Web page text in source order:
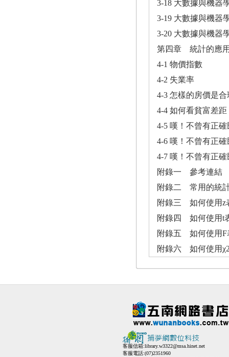
3-18 大數據與機器
3-19 大數據與機器
3-20 大數據與機器
第四章 統計的應
4-1 物價指數
4-2 失業率
4-3 怎樣的房價是合
4-4 如何看貧富差
4-5 嘆！不曾有正
4-6 嘆！不曾有正
4-7 嘆！不曾有正
附錄一 參考連結
附錄二 常用的統
附錄三 如何使用z
附錄四 如何使用t
附錄五 如何使用F
附錄六 如何使用
客服信箱:library.w3322@msa.hinet.net
客服電話:(07)2351960